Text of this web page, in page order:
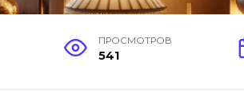
ПРОСМОТРОВ
541